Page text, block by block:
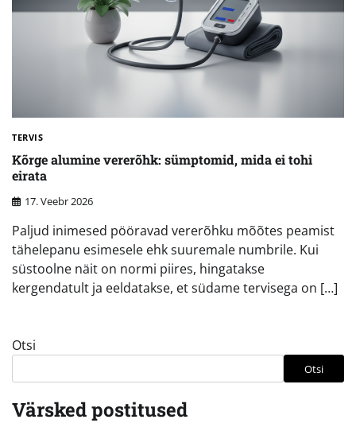
TERVIS
Kõrge alumine vererõhk: sümptomid, mida ei tohi
eirata
17. Veebr 2026
Paljud inimesed pööravad vererõhku mõõtes peamist
tähelepanu esimesele ehk suuremale numbrile. Kui
süstoolne näit on normi piires, hingatakse
kergendatult ja eeldatakse, et südame tervisega on […]
Otsi
Otsi
Värsked postitused